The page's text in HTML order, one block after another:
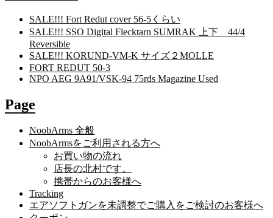
SALE!!! Fort Redut cover 56-5くらい
SALE!!! SSO Digital Flecktarn SUMRAK 上下 44/4
Reversible
SALE!!! KORUND-VM-K サイズ２MOLLE
FORT REDUT 50-3
NPO AEG 9A91/VSK-94 75rds Magazine Used
Page
NoobArms 全般
NoobArmsをご利用される方へ
お買い物の流れ
店長の北村です。
携帯からのお客様へ
Tracking
エアソフトガンを未調整でご購入をご検討のお客様へ